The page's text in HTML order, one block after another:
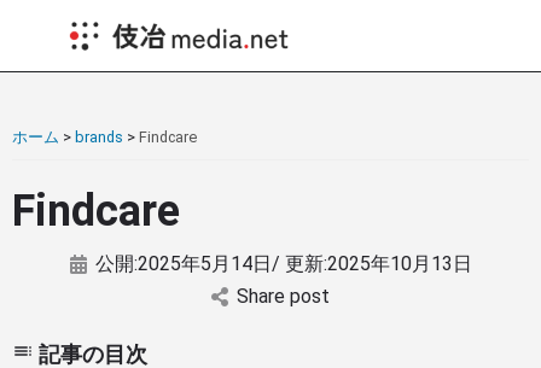
ホーム > brands > Findcare
Findcare
公開:2025年5月14日/ 更新:2025年10月13日
Share post
記事の目次